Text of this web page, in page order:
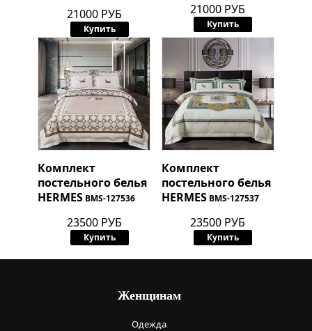
21000 РУБ
Купить
21000 РУБ
Купить
Комплект
постельного белья
HERMES BMS-127536
23500 РУБ
Купить
Комплект
постельного белья
HERMES BMS-127537
23500 РУБ
Купить
Женщинам
Одежда